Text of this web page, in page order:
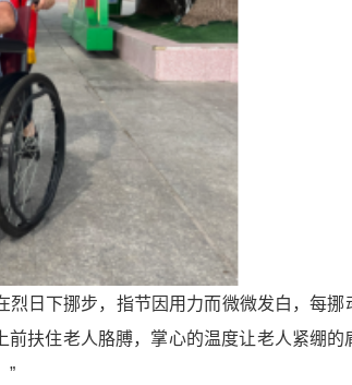
日下挪步，指节因用力而微微发白，每挪
扶住老人胳膊，掌心的温度让老人紧绷
”​